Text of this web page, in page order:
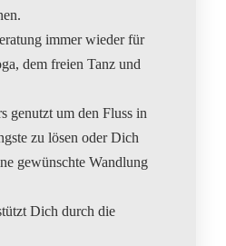
immer wieder für
dem freien Tanz und
genutzt um den Fluss in
zu lösen oder Dich
gewünschte Wandlung
Dich durch die